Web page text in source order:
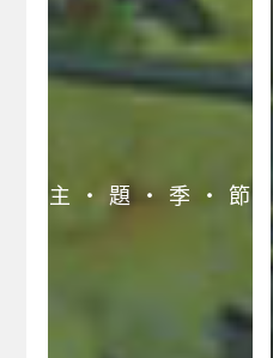
主 ‧ 題 ‧ 季 ‧ 節